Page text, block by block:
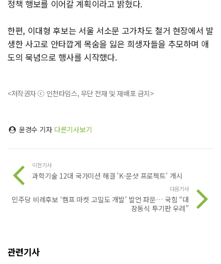
정책 행보를 이어갈 계획이라고 밝혔다.
한편, 이대형 후보는 서울 서소문 고가차도 철거 현장에서 발
생한 사고로 안타깝게 목숨을 잃은 희생자들을 추모하며 애
도의 묵념으로 행사를 시작했다.
<저작권자 ⓒ 인천타임스, 무단 전재 및 재배포 금지>
윤경수 기자 다른기사보기
이전기사
과학기술 12대 국가미션 해결 'K-문샷 프로젝트' 개시
다음기사
민주당 비례후보 ‘캠프 마켓 고밀도 개발’ 발언 파문… 국힘 “대
장동식 투기판 우려”
관련기사